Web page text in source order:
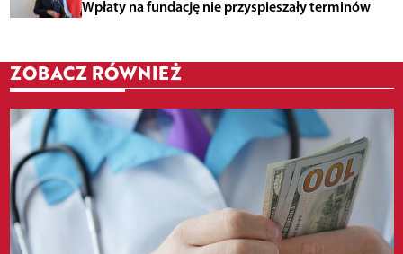
Wpłaty na fundację nie przyspieszały terminów
ZOBACZ RÓWNIEŻ